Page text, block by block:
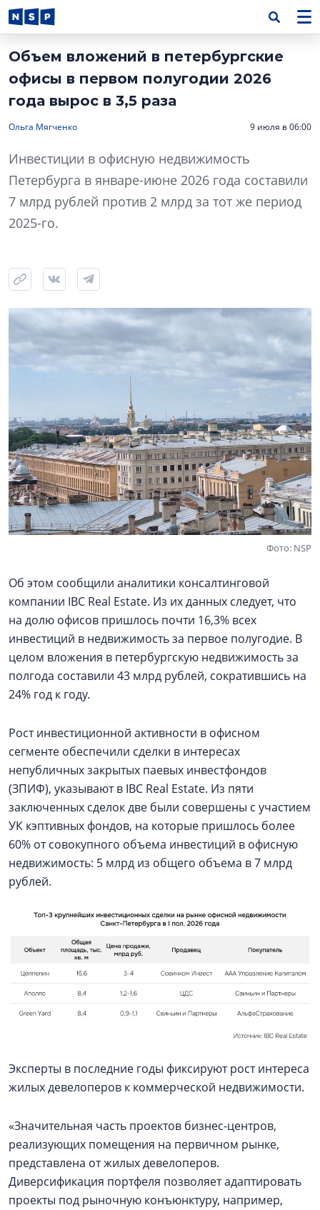
Объем вложений в петербургские
офисы в первом полугодии 2026
года вырос в 3,5 раза
Ольга Мягченко 9 июля в 06:00
Инвестиции в офисную недвижимость
Петербурга в январе-июне 2026 года составили
7 млрд рублей против 2 млрд за тот же период
2025-го.
Фото: NSP
Об этом сообщили аналитики консалтинговой
компании IBC Real Estate. Из их данных следует, что
на долю офисов пришлось почти 16,3% всех
инвестиций в недвижимость за первое полугодие. В
целом вложения в петербургскую недвижимость за
полгода составили 43 млрд рублей, сократившись на
24% год к году.
Рост инвестиционной активности в офисном
сегменте обеспечили сделки в интересах
непубличных закрытых паевых инвестфондов
(ЗПИФ), указывают в IBC Real Estate. Из пяти
заключенных сделок две были совершены с участием
УК кэптивных фондов, на которые пришлось более
60% от совокупного объема инвестиций в офисную
недвижимость: 5 млрд из общего объема в 7 млрд
рублей.
Эксперты в последние годы фиксируют рост интереса
жилых девелоперов к коммерческой недвижимости.
«Значительная часть проектов бизнес-центров,
реализующих помещения на первичном рынке,
представлена от жилых девелоперов.
Диверсификация портфеля позволяет адаптировать
проекты под рыночную конъюнктуру, например,